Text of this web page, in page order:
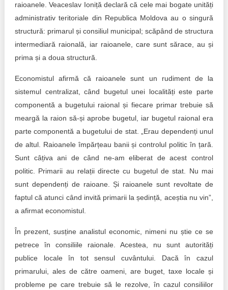
raioanele. Veaceslav Ioniță declară că cele mai bogate unități
administrativ teritoriale din Republica Moldova au o singură
structură: primarul și consiliul municipal; scăpând de structura
intermediară raională, iar raioanele, care sunt sărace, au și
prima și a doua structură.
Economistul afirmă că raioanele sunt un rudiment de la
sistemul centralizat, când bugetul unei localități este parte
componentă a bugetului raional și fiecare primar trebuie să
meargă la raion să-și aprobe bugetul, iar bugetul raional era
parte componentă a bugetului de stat. „Erau dependenți unul
de altul. Raioanele împărțeau banii și controlul politic în țară.
Sunt câțiva ani de când ne-am eliberat de acest control
politic. Primarii au relații directe cu bugetul de stat. Nu mai
sunt dependenți de raioane. Și raioanele sunt revoltate de
faptul că atunci când invită primarii la ședință, aceștia nu vin”,
a afirmat economistul.
În prezent, susține analistul economic, nimeni nu știe ce se
petrece în consiliile raionale. Acestea, nu sunt autorități
publice locale în tot sensul cuvântului. Dacă în cazul
primarului, ales de către oameni, are buget, taxe locale și
probleme pe care trebuie să le rezolve, în cazul consiliilor